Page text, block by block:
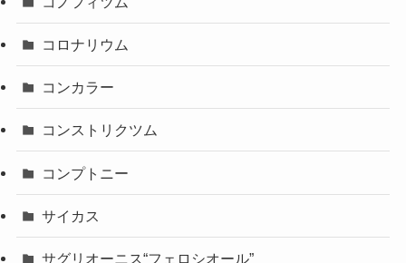
コロナリウム
コンカラー
コンストリクツム
コンプトニー
サイカス
サグリオーニス“フェロシオール”